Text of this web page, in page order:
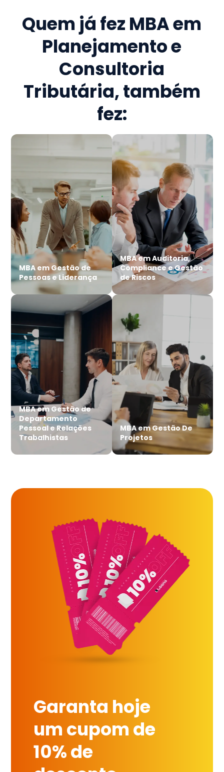
Quem já fez MBA em
Planejamento e
Consultoria
Tributária, também
fez:
MBA em Gestão de
Pessoas e Liderança
MBA em Auditoria,
Compliance e Gestão
de Riscos
MBA em Gestão de
Departamento
Pessoal e Relações
Trabalhistas
MBA em Gestão De
Projetos
Garanta hoje
um cupom de
10% de